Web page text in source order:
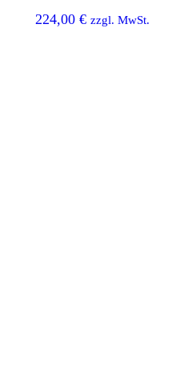
224,00€ zzgl. MwSt.